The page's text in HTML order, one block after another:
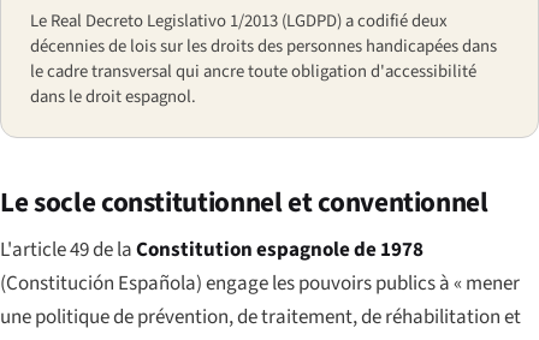
Le Real Decreto Legislativo 1/2013 (LGDPD) a codifié deux
décennies de lois sur les droits des personnes handicapées dans
le cadre transversal qui ancre toute obligation d'accessibilité
dans le droit espagnol.
Le socle constitutionnel et conventionnel
L'article 49 de laConstitution espagnole de 1978
(Constitución Española) engage les pouvoirs publics à « mener
une politique de prévention, de traitement, de réhabilitation et